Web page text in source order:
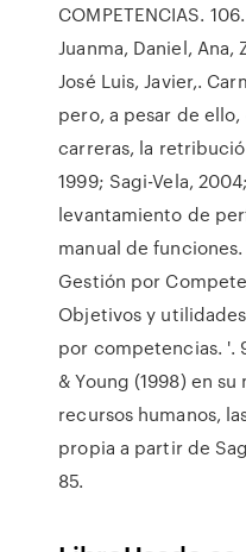
COMPETENCIAS.
Juanma, Daniel, Ana,
José Luis, Javier,.
pero, a pesar de
carreras, la
1999; Sagi-Vela,
levantamiento de
manual de
Gestión por
Objetivos y
por competencias. '.
& Young (1998) en
recursos humanos,
propia a partir de
85.